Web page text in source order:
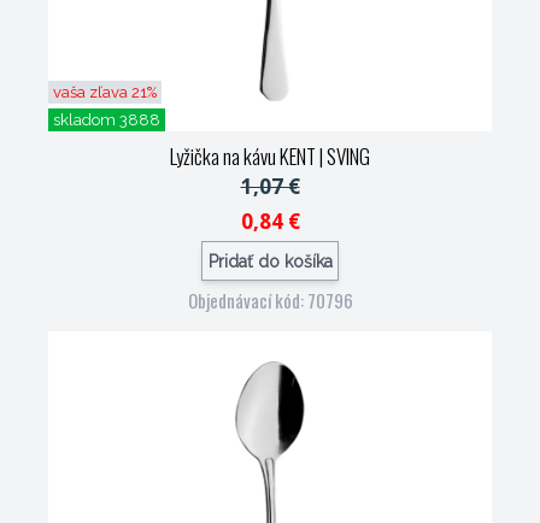
vaša zľava 21%
skladom 3888
Lyžička na kávu KENT| SVING
1,07 €
0,84 €
Pridať do košíka
Objednávací kód: 70796